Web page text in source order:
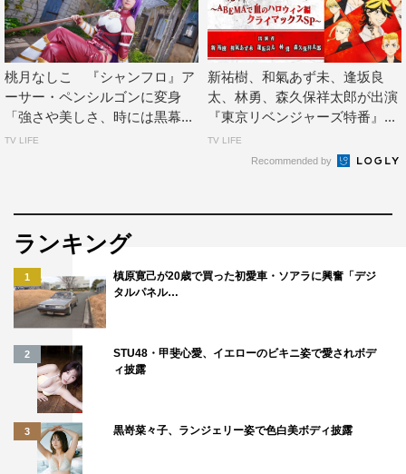
ごくゲームが好きで、設定を考えるのがはかどるとおっし
ゃられていたんですよね。私もゲーム好きなので、設定集
があったら欲しいし、それは『シャンフロ』の魅力の1つ
だなぁって思いました。
作品の世界観については、どう思いましたか？
界に転生するわけではなく、あくまでゲームをプレイして
いるという感じなんです。主人公のサンラクも、ゲーム中
は命がけだけど、どこか精神は保てているし、負けて
も“つらい”ではなく、“悔しい”のほうが勝つんです。世界
に入り込んではいるけど、ゲームをプレイする人間なんだ
というのが時々見えてくるのが、共感できるポイントで
す。
それと、ゲームってやり込めばやり込むほど楽しいんです
けど、私はゴールが見えてくるとちょっと寂しくなるんで
桃月なしこ 『シャンフロ』ア
ーサー・ペンシルゴンに変身
「強さや美しさ、時には黒幕...
TV LIFE
新祐樹、和氣あず未、逢坂良
太、林勇、森久保祥太郎が出演
『東京リベンジャーズ特番』...
TV LIFE
Recommended by
ランキング
1
槙原寛己が20歳で買った初愛車・ソアラに興奮「デジ
タルパネル…
2
STU48・甲斐心愛、イエローのビキニ姿で愛されボデ
ィ披露
3 黒嵜菜々子、ランジェリー姿で色白美ボディ披露